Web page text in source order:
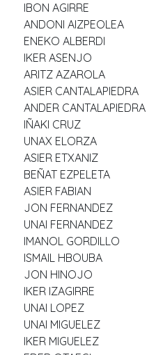
IBON AGIRRE
ANDONI AIZPEOLEA
ENEKO ALBERDI
IKER ASENJO
ARITZ AZAROLA
ASIER CANTALAPIEDRA
ANDER CANTALAPIEDRA
IÑAKI CRUZ
UNAX ELORZA
ASIER ETXANIZ
BEÑAT EZPELETA
ASIER FABIAN
JON FERNANDEZ
UNAI FERNANDEZ
IMANOL GORDILLO
ISMAIL HBOUBA
JON HINOJO
IKER IZAGIRRE
UNAI LOPEZ
UNAI MIGUELEZ
IKER MIGUELEZ